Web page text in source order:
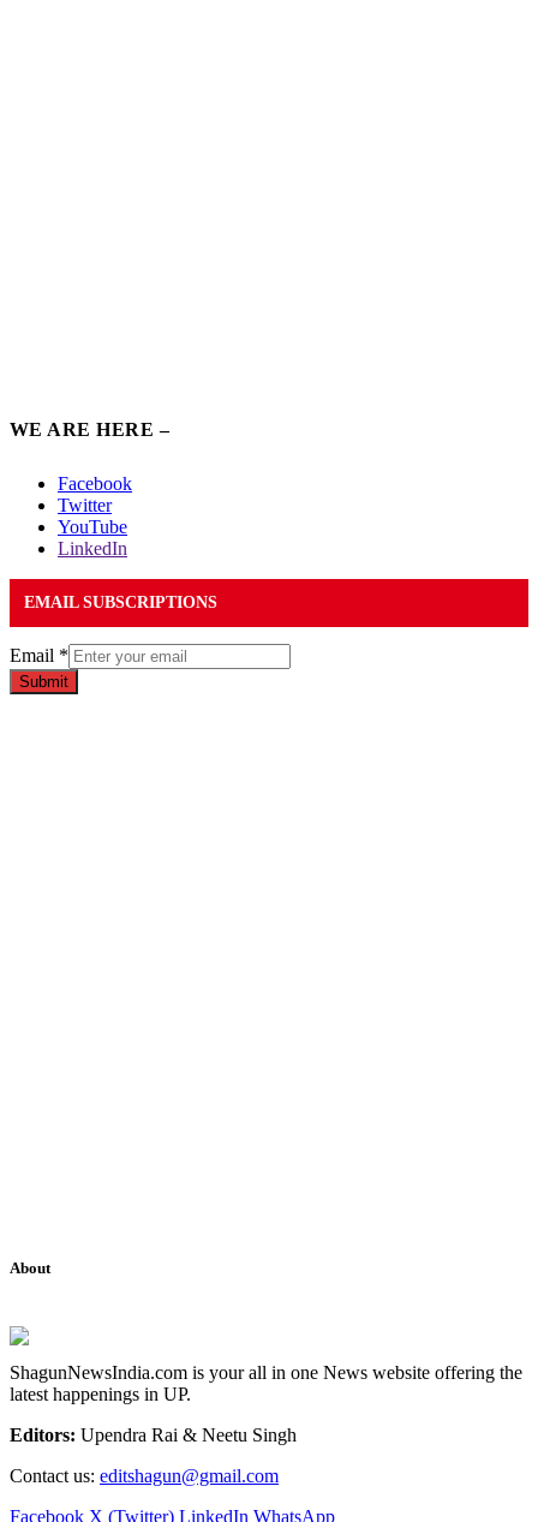
WE ARE HERE –
Facebook
Twitter
YouTube
LinkedIn
EMAIL SUBSCRIPTIONS
Email *
Submit
About
ShagunNewsIndia.com is your all in one News website offering the
latest happenings in UP.
Editors: Upendra Rai & Neetu Singh
Contact us: editshagun@gmail.com
Facebook X (Twitter) LinkedIn WhatsApp